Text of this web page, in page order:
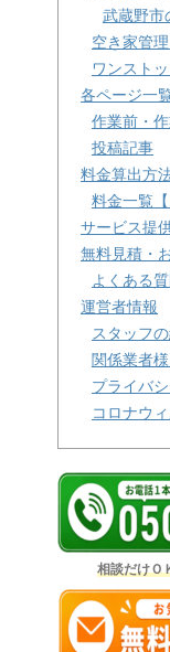
武蔵野市
空き家管
ワンスト
各ページ一
作業前・
投稿記事
料金算出方
料金一覧【
サービス提
無料見積・
よくある
運営者情報
スタッフ
関係業者
プライバ
コロナウ
相談だけＯ